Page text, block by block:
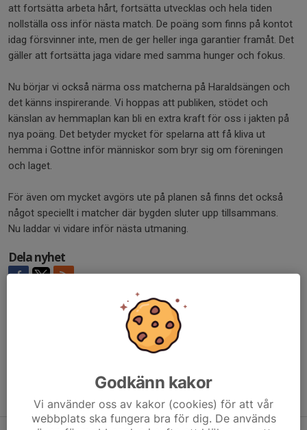
att fortsätta arbeta hårt, fortsätta utvecklas och hela tiden
nollställa oss inför nästa match. De poäng som finns på kontot
idag försvinner inte, men de ger heller inga garantier framåt. Det
gäller att fortsätta jaga vidare med samma hunger och fokus.
Nu börjar vi också närma oss matcherna på Haraldsängen och
det känns inspirerande. Vi hoppas att publiken, stödet och
känslan av hemmaplan kan bli en extra kraft för oss i jakten på
nya poäng. Det betyder mycket för spelarna att få kliva ut
hemma i Gottne inför människor som bryr sig om föreningen
och laget.
För även om mycket avgörs ute på planen så finns det också
något speciellt i matcher där bygden sluter upp tillsammans.
Nu laddar vi vidare inför nästa utmaning.
Dela nyhet
Tidigare nyheter
Godkänn kakor
Vi använder oss av kakor (cookies) för att vår
webbplats ska fungera bra för dig. De används